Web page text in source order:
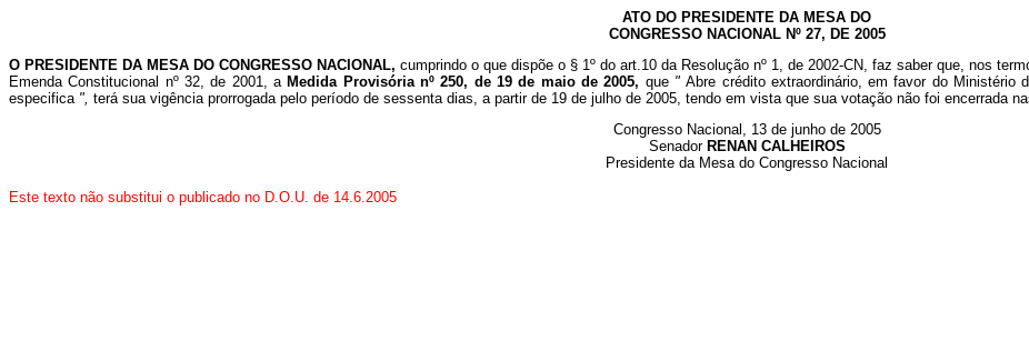
ATO DO PRESIDENTE DA MESA DO
CONGRESSO NACIONAL Nº 27, DE 2005
O PRESIDENTE DA MESA DO CONGRESSO NACIONAL, cumprindo o que dispõe o § 1º do art.10 da Resolução nº 1, de 2002-CN, faz saber que, nos
Emenda Constitucional nº 32, de 2001, a Medida Provisória nº 250, de 19 de maio de 2005, que "Abre crédito extraordinário, em favor do Ministério
especifica ", terá sua vigência prorrogada pelo período de sessenta dias, a partir de 19 de julho de 2005, tendo em vista que sua votação não foi encerrada
Congresso Nacional, 13 de junho de 2005
Senador RENAN CALHEIROS
Presidente da Mesa do Congresso Nacional
Este texto não substitui o publicado no D.O.U. de 14.6.2005